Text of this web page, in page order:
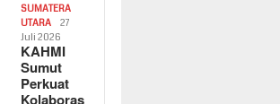
SUMATERA
UTARA
27
Juli 2026
KAHMI
Sumut
Perkuat